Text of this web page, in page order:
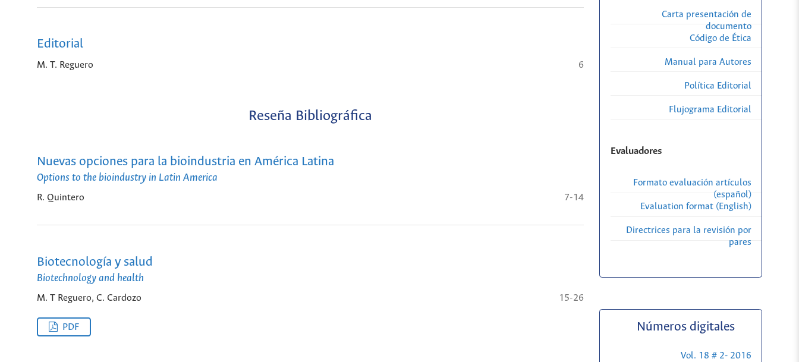
Editorial
M. T. Reguero 6
Reseña Bibliográfica
Nuevas opciones para la bioindustria en América Latina
Options to the bioindustry in Latin America
R. Quintero 7-14
Biotecnología y salud
Biotechnology and health
M. T Reguero, C. Cardozo 15-26
PDF
Carta presentación de
documento
Código de Ética
Manual para Autores
Política Editorial
Flujograma Editorial
Evaluadores
Formato evaluación artículos
(español)
Evaluation format (English)
Directrices para la revisión por
pares
Números digitales
Vol. 18 # 2- 2016